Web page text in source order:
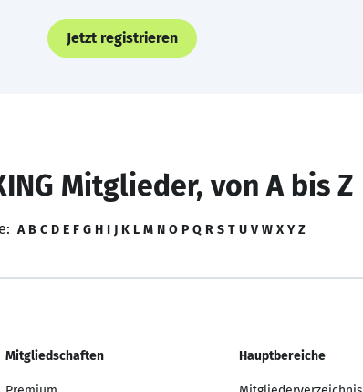
Jetzt registrieren
Mitglieder, von A bis Z
A B C D E F G H I J K L M N O P Q R S T U V W X Y Z
Mitgliedschaften Hauptbereiche